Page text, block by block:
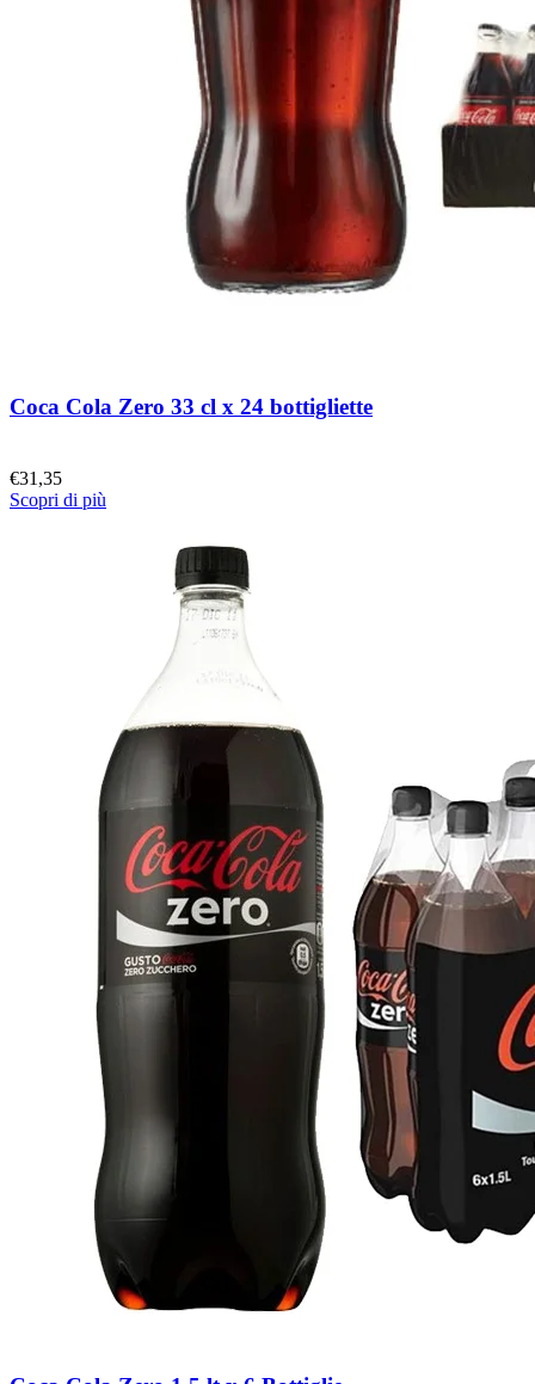
Coca Cola Zero 33 cl x 24 bottigliette
€31,35
Scopri di più